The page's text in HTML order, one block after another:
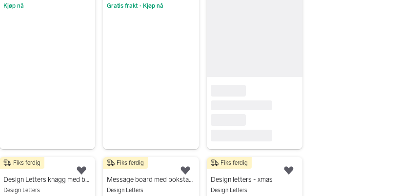
Kjøp nå
Gratis frakt • Kjøp nå
50 kr
Design Letters knagg med bokstaven R
Design Letters
Fiks ferdig
Legg til som favoritt.
350 kr
Message board med bokstaver
Design Letters
Fiks ferdig
Legg til som favoritt.
150 kr
Design letters - xmas
Design Letters
Fiks ferdig